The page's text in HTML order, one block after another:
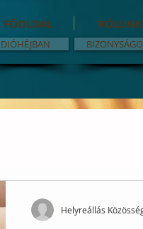
FŐOLDAL RÓLUNK
DIÓHÉJBAN
Helyreállás